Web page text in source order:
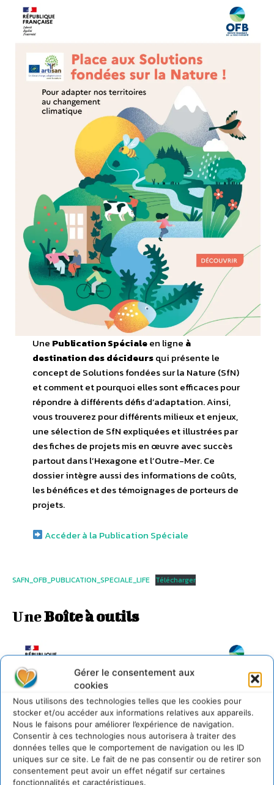
Gérer le consentement aux
cookies
Nous utilisons des technologies telles que les cookies pour
stocker et/ou accéder aux informations relatives aux appareils.
Nous le faisons pour améliorer l’expérience de navigation.
Consentir à ces technologies nous autorisera à traiter des
données telles que le comportement de navigation ou les ID
uniques sur ce site. Le fait de ne pas consentir ou de retirer son
consentement peut avoir un effet négatif sur certaines
fonctionnalités et caractéristiques.
Une Publication Spécialeen ligne à
destination des décideursqui présente le
concept de Solutions fondées sur la Nature (SfN)
et comment et pourquoi elles sont efficaces pour
répondre à différents défis d’adaptation. Ainsi,
vous trouverez pour différents milieux et enjeux,
une sélection de SfN expliquées et illustrées par
des fiches de projets mis en œuvre avec succès
partout dans l’Hexagone et l’Outre-Mer. Ce
dossier intègre aussi des informations de coûts,
les bénéfices et des témoignages de porteurs de
projets.
Accéder à la Publication Spéciale
SAFN_OFB_PUBLICATION_SPECIALE_LIFE Télécharger
UneBoîte à outils